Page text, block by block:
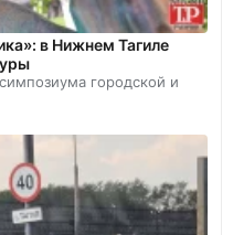
в Нижнем Тагиле
городской и